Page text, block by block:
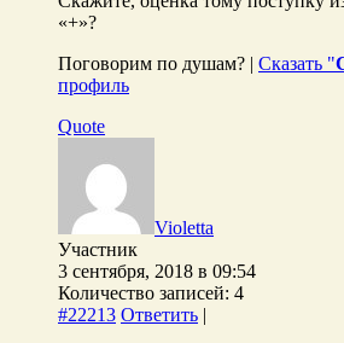
«+»?
Поговорим по душам? | Сказать "
профиль
Quote
Violetta
Участник
3 сентября, 2018 в 09:54
Количество записей: 4
#22213 Ответить |